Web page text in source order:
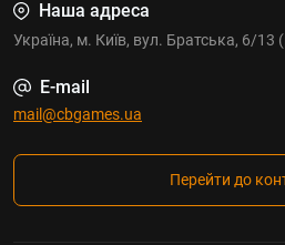
Наша адреса
Україна, м. Київ, вул. Братська, 6/
E-mail
mail@cbgames.ua
Перейти до